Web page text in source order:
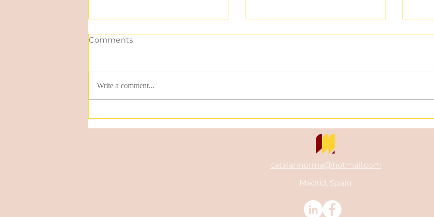
expression: Tener a
alguien entre ceja y ceja
Comments
Write a comment...
catalannorma@hotmail.com
Madrid, Spain